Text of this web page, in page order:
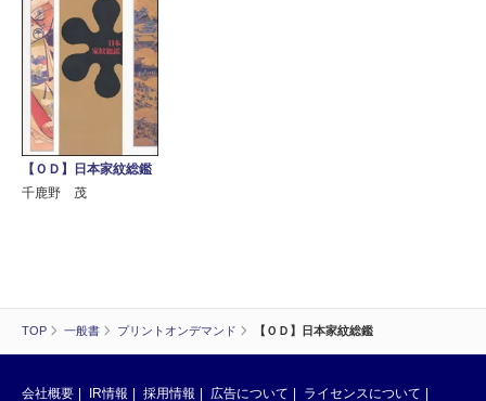
TOP 一般書 プリントオンデマンド 【ＯＤ】日本家紋総鑑
【ＯＤ】日本家紋総鑑
千鹿野 茂
会社概要 IR情報 採用情報 広告について ライセンスについて